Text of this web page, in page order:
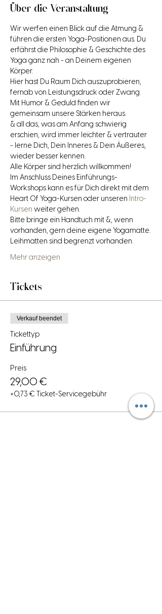
Über die Veranstaltung
Wir werfen einen Blick auf die Atmung &
führen die ersten Yoga-Positionen aus. Du
erfährst die Philosophie & Geschichte des
Yoga ganz nah - an Deinem eigenen
Körper.
Hier hast Du Raum Dich auszuprobieren,
fernab von Leistungsdruck oder Zwang.
Mit Humor & Geduld finden wir
gemeinsam unsere Stärken heraus.
& all das, was am Anfang schwierig
erschien, wird immer leichter & vertrauter
- lerne Dich, Dein Inneres & Dein Äußeres,
wieder besser kennen.
Alle Körper sind herzlich willkommen!
Im Anschluss Deines Einführungs-
Workshops kann es für Dich direkt mit dem
Heart Of Yoga-Kursen oder unseren Intro-
Kursen weiter gehen.
Bitte bringe ein Handtuch mit &, wenn
vorhanden, gern deine eigene Yogamatte.
Leihmatten sind begrenzt vorhanden.
Mehr anzeigen
Tickets
Verkauf beendet
Tickettyp
Einführung
Preis
29,00 €
+0,73 € Ticket-Servicegebühr